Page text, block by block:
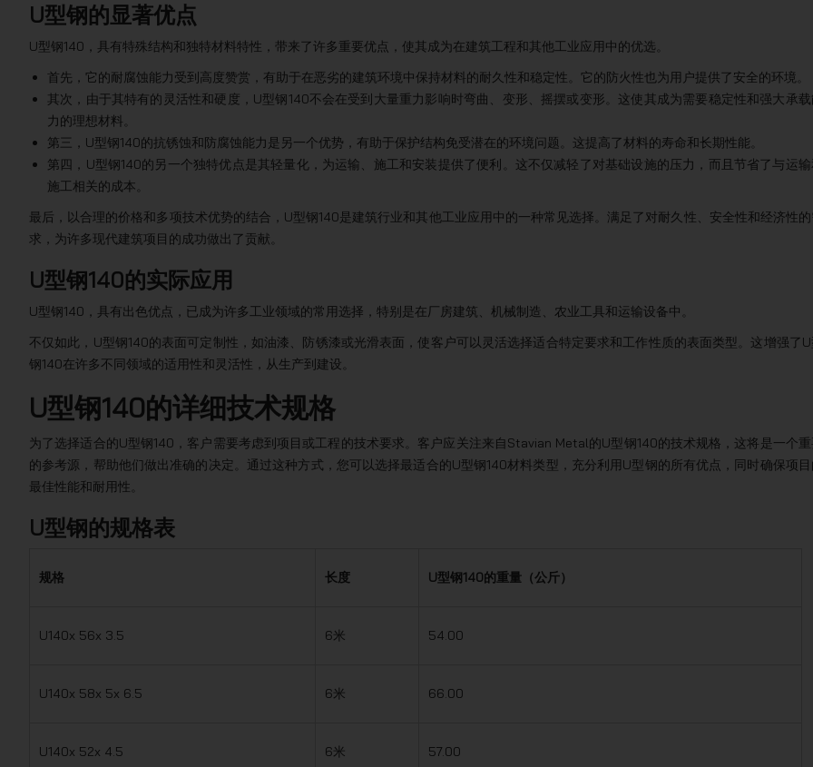
U型钢的显著优点
U型钢140，具有特殊结构和独特材料特性，带来了许多重要优点，使其成为在建筑工程和其他工业应用中的优选。
首先，它的耐腐蚀能力受到高度赞赏，有助于在恶劣的建筑环境中保持材料的耐久性和稳定性。它的防火性也为用户提供了安全的环境。
其次，由于其特有的灵活性和硬度，U型钢140不会在受到大量重力影响时弯曲、变形、摇摆或变形。这使其成为需要稳定性和强大承
力的理想材料。
第三，U型钢140的抗锈蚀和防腐蚀能力是另一个优势，有助于保护结构免受潜在的环境问题。这提高了材料的寿命和长期性能。
第四，U型钢140的另一个独特优点是其轻量化，为运输、施工和安装提供了便利。这不仅减轻了对基础设施的压力，而且节省了与运
施工相关的成本。
最后，以合理的价格和多项技术优势的结合，U型钢140是建筑行业和其他工业应用中的一种常见选择。满足了对耐久性、安全性和经济性
求，为许多现代建筑项目的成功做出了贡献。
U型钢140的实际应用
U型钢140，具有出色优点，已成为许多工业领域的常用选择，特别是在厂房建筑、机械制造、农业工具和运输设备中。
不仅如此，U型钢140的表面可定制性，如油漆、防锈漆或光滑表面，使客户可以灵活选择适合特定要求和工作性质的表面类型。这增强了
钢140在许多不同领域的适用性和灵活性，从生产到建设。
U型钢140的详细技术规格
为了选择适合的U型钢140，客户需要考虑到项目或工程的技术要求。客户应关注来自Stavian Metal的U型钢140的技术规格，这将是一个
的参考源，帮助他们做出准确的决定。通过这种方式，您可以选择最适合的U型钢140材料类型，充分利用U型钢的所有优点，同时确保项
最佳性能和耐用性。
U型钢的规格表
规格 长度 U型钢140的重量（公斤）
U140x 56x 3.5 6米 54.00
U140x 58x 5x 6.5 6米 66.00
U140x 52x 4.5 6米 57.00